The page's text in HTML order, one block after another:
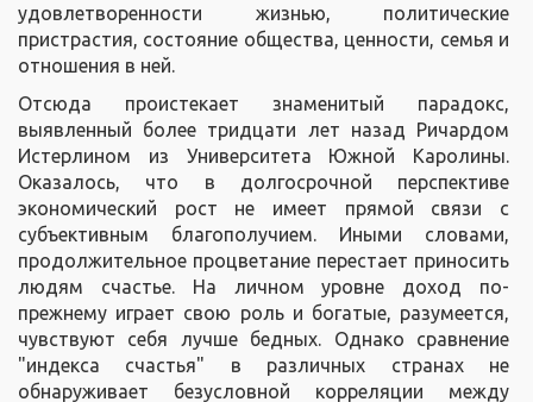
удовлетворенности жизнью, политические
пристрастия, состояние общества, ценности, семья и
отношения в ней.
Отсюда проистекает знаменитый парадокс,
выявленный более тридцати лет назад Ричардом
Истерлином из Университета Южной Каролины.
Оказалось, что в долгосрочной перспективе
экономический рост не имеет прямой связи с
субъективным благополучием. Иными словами,
продолжительное процветание перестает приносить
людям счастье. На личном уровне доход по-
прежнему играет свою роль и богатые, разумеется,
чувствуют себя лучше бедных. Однако сравнение
"индекса счастья" в различных странах не
обнаруживает безусловной корреляции между